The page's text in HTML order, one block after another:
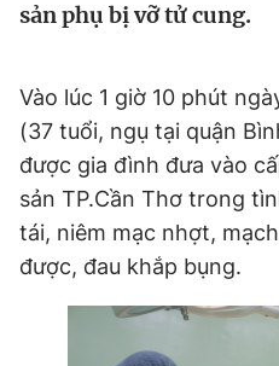
Video
Sản phẩm khác
Tiện ích
Thông tin tòa soạn
sản phụ bị vỡ tử cung.
Vào lúc 1 giờ 10 phút
(37 tuổi, ngụ tại quận
được gia đình đưa vào
sản TP.Cần Thơ trong
tái, niêm mạc nhợt,
được, đau khắp bụng.